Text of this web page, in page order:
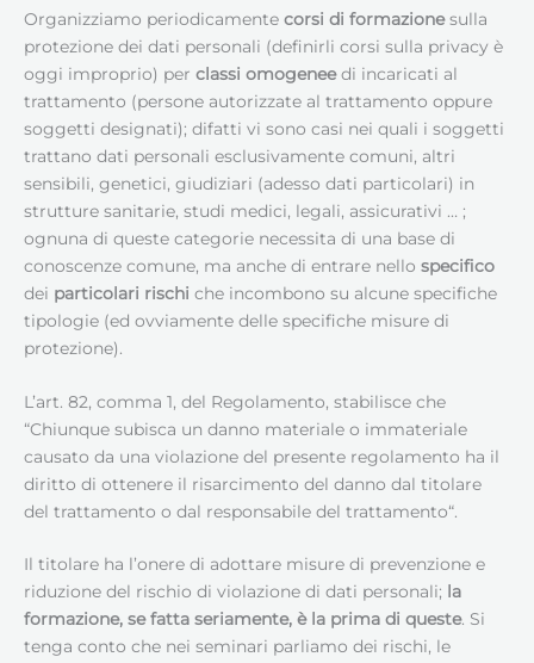
Organizziamo periodicamente corsi di formazionesulla
protezione dei dati personali (definirli corsi sulla privacy è
oggi improprio) per classi omogeneedi incaricati al
trattamento (persone autorizzate al trattamento oppure
soggetti designati); difatti vi sono casi nei quali i soggetti
trattano dati personali esclusivamente comuni, altri
sensibili, genetici, giudiziari (adesso dati particolari) in
strutture sanitarie, studi medici, legali, assicurativi … ;
ognuna di queste categorie necessita di una base di
conoscenze comune, ma anche di entrare nello specifico
dei particolari rischi che incombono su alcune specifiche
tipologie (ed ovviamente delle specifiche misure di
protezione).
L’art. 82, comma 1, del Regolamento, stabilisce che
“Chiunque subisca un danno materiale o immateriale
causato da una violazione del presente regolamento ha il
diritto di ottenere il risarcimento del danno dal titolare
del trattamento o dal responsabile del trattamento“.
Il titolare ha l’onere di adottare misure di prevenzione e
riduzione del rischio di violazione di dati personali; la
formazione, se fatta seriamente, è la prima di queste. Si
tenga conto che nei seminari parliamo dei rischi, le